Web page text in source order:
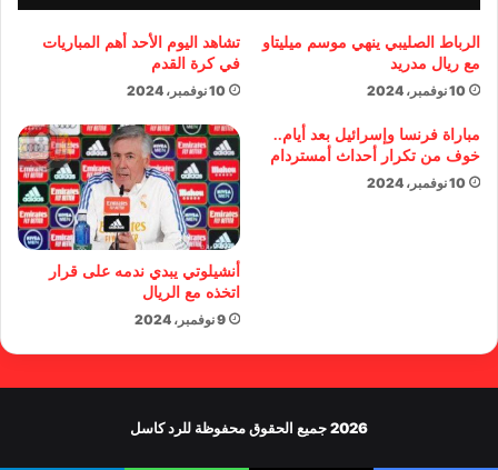
الرباط الصليبي ينهي موسم ميليتاو
مع ريال مدريد
10 نوفمبر، 2024
تشاهد اليوم الأحد أهم المباريات
في كرة القدم
10 نوفمبر، 2024
مباراة فرنسا وإسرائيل بعد أيام..
خوف من تكرار أحداث أمستردام
10 نوفمبر، 2024
أنشيلوتي يبدي ندمه على قرار
اتخذه مع الريال
9 نوفمبر، 2024
2026 جميع الحقوق محفوظة للرد كاسل